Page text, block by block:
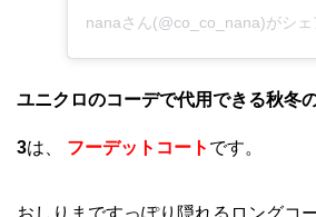
nanaさん(@co_co_nana)がシェ
ユニクロのコーデで代用できる秋冬
3は、 フーデットコート です。
おしりまですっぽり隠れるロングコ